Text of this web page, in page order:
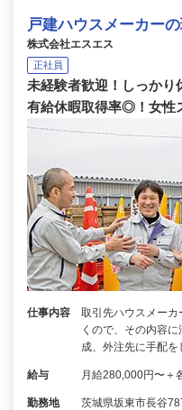
戸建ハウスメーカー
株式会社エスエス
正社員
未経験者歓迎！しっかり
有給休暇取得率◎！女性
仕事内容
取引先ハウスメーカ
くので、その内容
成、外注先に手配
給与 月給280,000円〜＋
勤務地
茨城県坂東市長谷